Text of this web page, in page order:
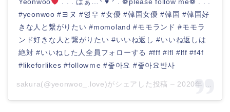
#yeonwoo #ヨヌ #영우 #女優 #韓国女優 #韓国 #韓国好
きな人と繋がりたい #momoland #モモランド #モモラ
ンド好きな人と繋がりたい #いいね返し #いいね返しは
絶対 #いいねした人全員フォローする #fff #lfl #lff #f4f
#likeforlikes #followｍe #좋아요 #좋아요반사
sakura(@yeonwoo_.love)がシェアした投稿 – 2020年 2月月21日午前6時28分PST